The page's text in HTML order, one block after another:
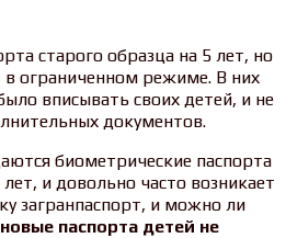
старого образца на 5 лет, но
в ограниченном режиме. В них
вписывать своих детей, и не
документов.
биометрические паспорта
и довольно часто возникает
загранпаспорт, и можно ли
паспорта детей не